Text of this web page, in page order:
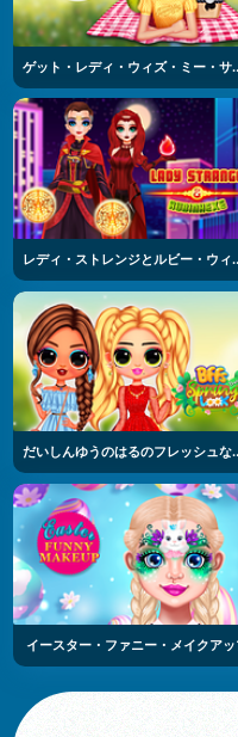
ゲット・レディ
レディ・ス
だいしんゆうの
イースター・ファニー・メイクアッ